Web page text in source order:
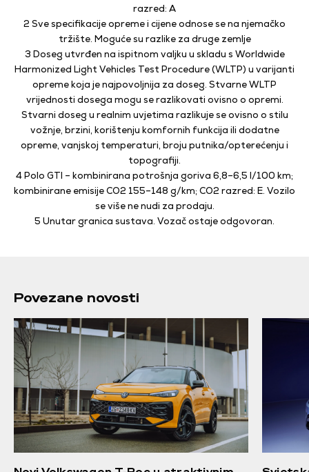
razred: A
2 Sve specifikacije opreme i cijene odnose se na njemačko
tržište. Moguće su razlike za druge zemlje
3 Doseg utvrđen na ispitnom valjku u skladu s Worldwide
Harmonized Light Vehicles Test Procedure(WLTP) u varijanti
opreme koja je najpovoljnija za doseg. Stvarne WLTP
vrijednosti dosega mogu serazlikovati ovisno o opremi.
Stvarni doseg u realnim uvjetima razlikuje se ovisno o stilu
vožnje, brzini, korištenju komfornih funkcija ili dodatne
opreme, vanjskoj temperaturi, broju putnika/opterećenju i
topografiji.
4 Polo GTI – kombinirana potrošnja goriva 6,8–6,5 l/100 km;
kombinirane emisije CO2 155–148 g/km; CO2 razred: E. Vozilo
se više ne nudi za prodaju.
5 Unutar granica sustava. Vozač ostaje odgovoran.
Povezane novosti